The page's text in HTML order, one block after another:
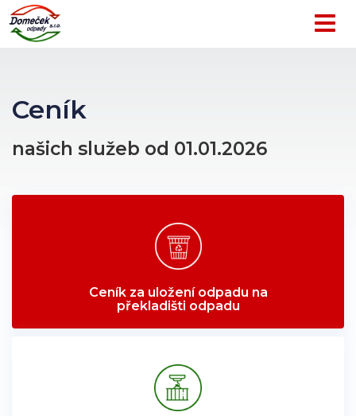
odpadů
dokumentů
Ceník
našich služeb od 01.01.2026
Ceník za uložení odpadu na
překladišti odpadu